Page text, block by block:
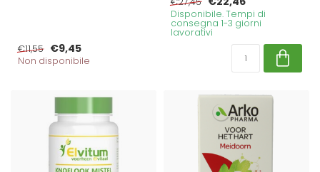
€11,55 €9,45
Non disponibile
Disponibile. Tempi di
consegna 1-3 giorni
lavorativi